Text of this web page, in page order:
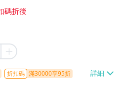
折扣碼 滿30000享95折